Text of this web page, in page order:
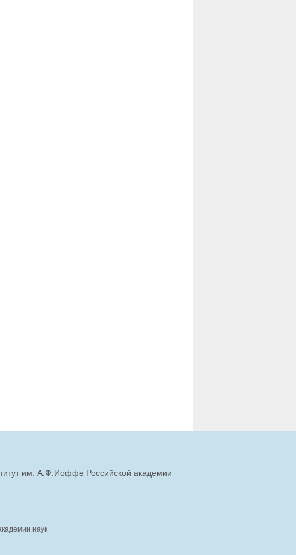
им. А.Ф.Иоффе Российской академии
наук